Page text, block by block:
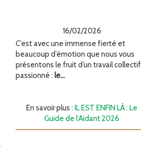
16/02/2026
C’est avec une immense fierté et
beaucoup d’émotion que nous vous
présentons le fruit d’un travail collectif
passionné : le...
En savoir plus : IL EST ENFIN LÀ : Le
Guide de l’Aidant 2026